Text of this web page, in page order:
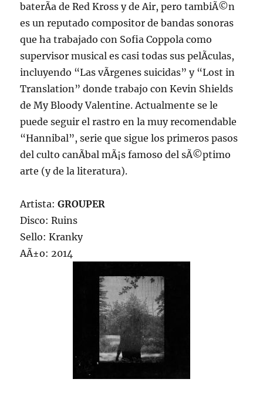
baterÃ­a de Red Kross y de Air, pero tambiÃ©n
es un reputado compositor de bandas sonoras
que ha trabajado con Sofia Coppola como
supervisor musical es casi todas sus pelÃ­culas,
incluyendo “Las vÃ­rgenes suicidas” y “Lost in
Translation” donde trabajo con Kevin Shields
de My Bloody Valentine. Actualmente se le
puede seguir el rastro en la muy recomendable
“Hannibal”, serie que sigue los primeros pasos
del culto canÃ­bal mÃ¡s famoso del sÃ©ptimo
arte (y de la literatura).
Artista:GROUPER
Disco: Ruins
Sello: Kranky
AÃ±o: 2014